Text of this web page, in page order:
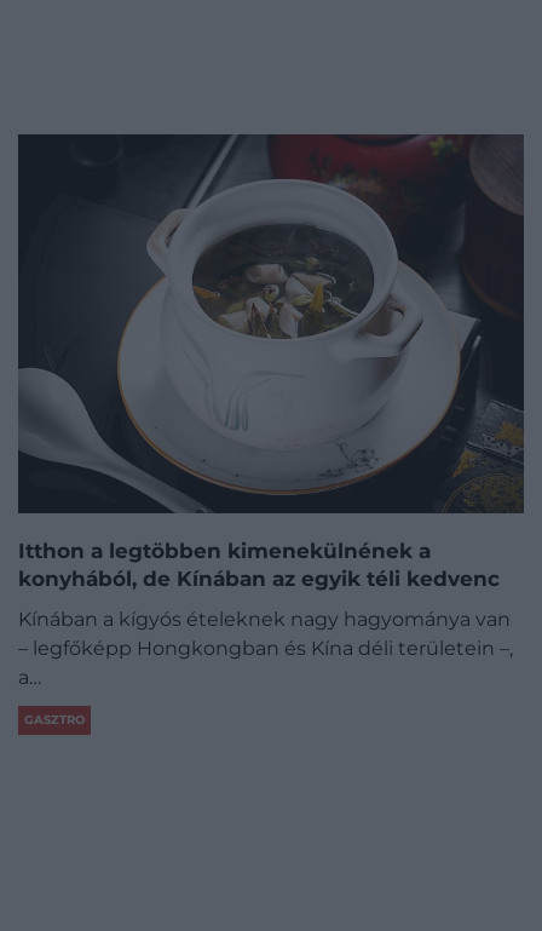
Itthon a legtöbben kimenekülnének a
konyhából, de Kínában az egyik téli kedvenc
Kínában a kígyós ételeknek nagy hagyománya van
– legfőképp Hongkongban és Kína déli területein –,
a…
GASZTRO